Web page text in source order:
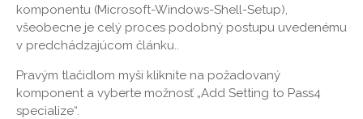
komponentu (Microsoft-Windows-Shell-Setup),
všeobecne je celý proces podobný postupu uvedenému
v predchádzajúcom článku..
Pravým tlačidlom myši kliknite na požadovaný
komponent a vyberte možnosť „Add Setting to Pass4
specialize“.